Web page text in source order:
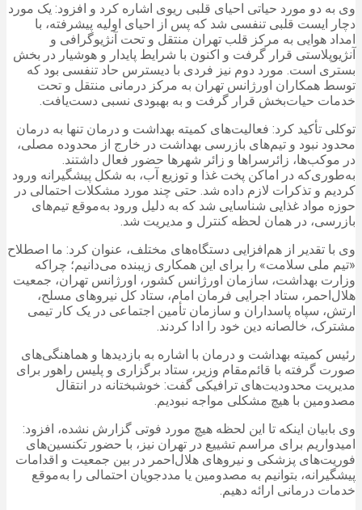
وی به دو مورد حیاتی احیای قلبی ریوی اشاره کرد و افزود: یک مورد
دچار ایست قلبی تنفسی شد که پس از احیای اولیه پیشرفته، با
امداد هوایی به مرکز قلب تهران منتقل و تحت آنژیوگرافی و
آنژیوپلاستی قرار گرفت و اکنون با شرایط پایدار و هوشیار در بخش
بستری است. مورد دوم نیز فردی با دیسترس حاد تنفسی بود که
توسط همکاران اورژانس تهران به مرکز درمانی منتقل و تحت
خدمات حیات‌بخش قرار گرفت و به بهبودی نسبی دست‌یافت.
توکلی تأکید کرد: فعالیت‌های کمیته بهداشت و درمان تنها به درمان
محدود نبود و تیم‌های بازرسی بهداشت در خارج از محدوده مصلی،
در موکب‌ها، زائرسراها و زائر شهرها حضور فعال داشتند.
به‌طوری‌که در اماکن پخت غذا و توزیع آب، به شکل پیشگیرانه ورود
کردیم و تذکرات لازم داده شد. حتی چند مورد مشکلات احتمالی در
حوزه مواد غذایی شناسایی شد که به دلیل ورود به‌موقع تیم‌های
بازرسی، در همان لحظه کنترل و مدیریت شد.
وی با تقدیر از هم‌افزایی دستگاه‌های مختلف، عنوان کرد: ما اصطلاح
«تیم ملی سلامت» را برای این همکاری زیبنده می‌دانیم؛ چراکه
وزارت بهداشت، سازمان اورژانس کشور، اورژانس تهران، جمعیت
هلال‌احمر، ستاد اجرایی فرمان امام، ستاد کل نیروهای مسلح،
ارتش، سپاه پاسداران و سازمان تأمین اجتماعی در یک کار تیمی
مشترک، خالصانه دین خود را ادا کردند.
رئیس کمیته بهداشت و درمان با اشاره به بازدیدها و هماهنگی‌های
صورت گرفته با قائم‌مقام وزیر، ستاد برگزاری و پلیس راهور برای
مدیریت محدودیت‌های ترافیکی گفت: خوشبختانه در انتقال
مصدومین با هیچ مشکلی مواجه نبودیم.
وی بابیان اینکه تا این لحظه هیچ مورد فوتی گزارش نشده، افزود:
امیدواریم برای مراسم تشییع در تهران نیز، با حضور تکنسین‌های
فوریت‌های پزشکی و نیروهای هلال‌احمر در بین جمعیت و اقدامات
پیشگیرانه، بتوانیم به مصدومین یا مددجویان احتمالی را به‌موقع
خدمات درمانی ارائه دهیم.